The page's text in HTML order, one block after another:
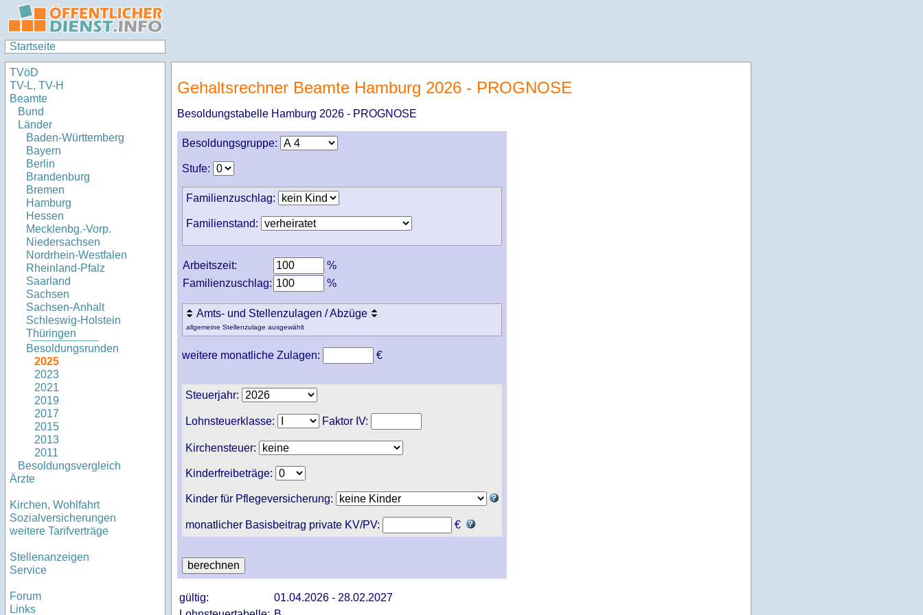
Startseite
TVöD
TV-L, TV-H
Beamte
Bund
Länder
Baden-Württemberg
Bayern
Berlin
Brandenburg
Bremen
Hamburg
Hessen
Mecklenbg.-Vorp.
Niedersachsen
Nordrhein-Westfalen
Rheinland-Pfalz
Saarland
Sachsen
Sachsen-Anhalt
Schleswig-Holstein
Thüringen
Besoldungsrunden
2025
2023
2021
2019
2017
2015
2013
2011
Besoldungsvergleich
Ärzte
Kirchen, Wohlfahrt
Sozialversicherungen
weitere Tarifverträge
Stellenanzeigen
Service
Forum
Links
Gehaltsrechner Beamte Hamburg 2026 - PROGNOSE
Besoldungstabelle Hamburg 2026 - PROGNOSE
Besoldungsgruppe:
Stufe:
Familienzuschlag:
Familienstand:
Arbeitszeit:
%
Familienzuschlag:
%
Amts- und Stellenzulagen / Abzüge
allgemeine Stellenzulage ausgewählt
weitere monatliche Zulagen: €
Steuerjahr:
Lohnsteuerklasse: Faktor IV:
Kirchensteuer:
Kinderfreibeträge:
Kinder für Pflegeversicherung:
monatlicher Basisbeitrag private KV/PV: €
gültig:
01.04.2026 - 28.02.2027